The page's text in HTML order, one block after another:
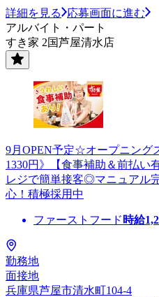
詳細を見る
応募画面に進む
アルバイト・パート
すき家 2国芦屋清水店
9月OPEN予定☆オープニング
1330円》【食事補助＆前払い
レジで簡単接客◎マニュアル
心！積極採用中
ファーストフード 時給
勤務地
面接地
兵庫県芦屋市清水町104-4